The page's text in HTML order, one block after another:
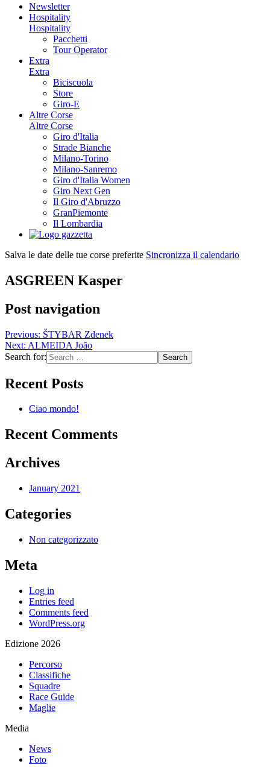
Newsletter
Hospitality
Hospitality
Pacchetti
Tour Operator
Extra
Extra
Biciscuola
Store
Giro-E
Altre Corse
Altre Corse
Giro d'Italia
Strade Bianche
Milano-Torino
Milano-Sanremo
Giro d'Italia Women
Giro Next Gen
Il Giro d'Abruzzo
GranPiemonte
Il Lombardia
Salva le date delle tue corse preferite Sincronizza il calendario
ASGREEN Kasper
Post navigation
Previous: ŠTYBAR Zdenek
Next: ALMEIDA João
Search for:
Recent Posts
Ciao mondo!
Recent Comments
Archives
January 2021
Categories
Non categorizzato
Meta
Log in
Entries feed
Comments feed
WordPress.org
Edizione 2026
Percorso
Classifiche
Squadre
Race Guide
Maglie
Media
News
Foto